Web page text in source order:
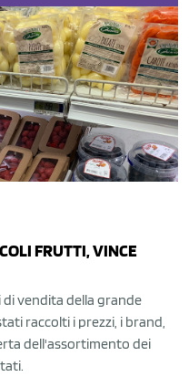
FRUTTI, VINCE
di vendita della grande
raccolti i prezzi, i brand,
dell'assortimento dei